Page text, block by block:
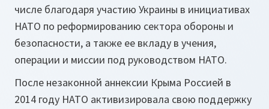
числе благодаря участию Украины в инициативах
НАТО по реформированию сектора обороны и
безопасности, а также ее вкладу в учения,
операции и миссии под руководством НАТО.
После незаконной аннексии Крыма Россией в
2014 году НАТО активизировала свою поддержку